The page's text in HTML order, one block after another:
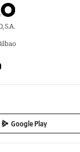
S.A.
Google Play